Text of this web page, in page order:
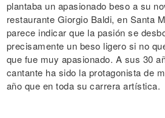
plantaba un apasionado beso a su
restaurante Giorgio Baldi, en Santa
parece indicar que la pasión se
precisamente un beso ligero si no
que fue muy apasionado. A sus 30
cantante ha sido la protagonista de
año que en toda su carrera artística.